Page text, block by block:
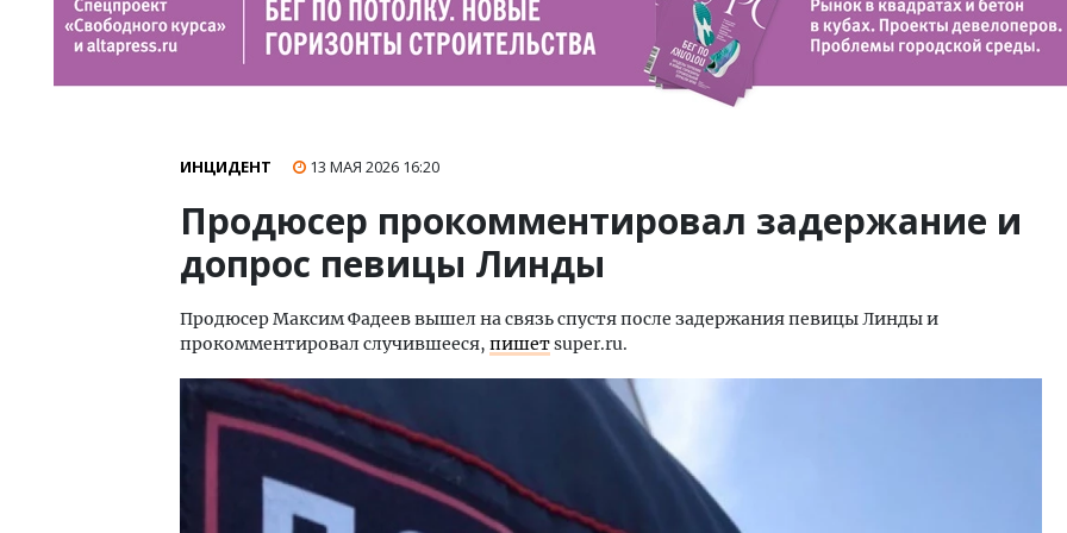
ИНЦИДЕНТ 13 МАЯ 2026 16:20
Продюсер прокомментировал задержание и
допрос певицы Линды
Продюсер Максим Фадеев вышел на связь спустя после задержания певицы Линды и
прокомментировал случившееся, пишетsuper.ru.